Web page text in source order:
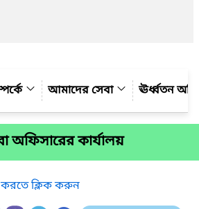
আমাদের সেবা ঊর্ধ্বতন
অফিসারের কার্যালয়
করতে ক্লিক করুন